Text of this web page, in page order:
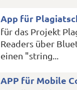
App für
für das Projekt
Readers über
einen "string...
APP für Mobile